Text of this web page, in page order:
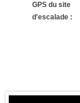
GPS du site
d'escalade :